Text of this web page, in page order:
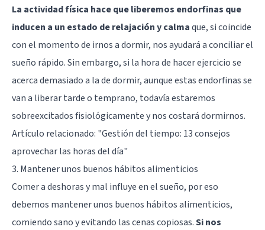
La actividad física hace que liberemos endorfinas que
inducen a un estado de relajación y calmaque, si coincide
con el momento de irnos a dormir, nos ayudará a conciliar el
sueño rápido. Sin embargo, si la hora de hacer ejercicio se
acerca demasiado a la de dormir, aunque estas endorfinas se
van a liberar tarde o temprano, todavía estaremos
sobreexcitados fisiológicamente y nos costará dormirnos.
Artículo relacionado: "Gestión del tiempo: 13 consejos
aprovechar las horas del día"
3. Mantener unos buenos hábitos alimenticios
Comer a deshoras y mal influye en el sueño, por eso
debemos mantener unos buenos hábitos alimenticios,
comiendo sano y evitando las cenas copiosas.Si nos